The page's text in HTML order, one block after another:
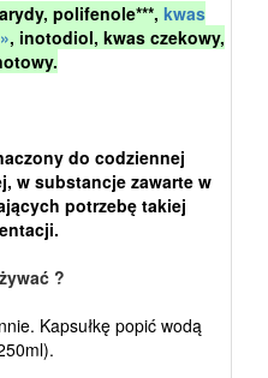
polifenole***, kwas
, inotodiol, kwas czekowy,
do codziennej
w substancje zawarte w
potrzebę takiej
?
Kapsułkę popić wodą